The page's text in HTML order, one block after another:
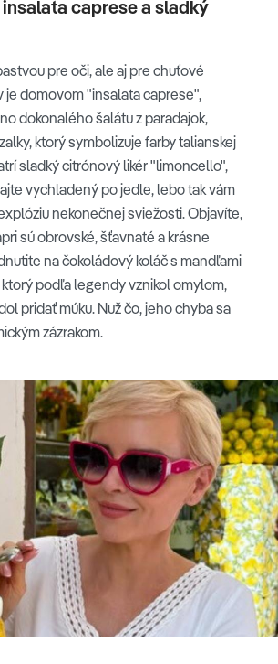
caprese a sladký
pre oči, ale aj pre chuťové
je domovom "insalata caprese",
dokonalého šalátu z paradajok,
ktorý symbolizuje farby talianskej
sladký citrónový likér "limoncello",
vychladený po jedle, lebo tak vám
nekonečnej sviežosti. Objavíte,
sú obrovské, šťavnaté a krásne
na čokoládový koláč s mandľami
podľa legendy vznikol omylom,
pridať múku. Nuž čo, jeho chyba sa
zázrakom.